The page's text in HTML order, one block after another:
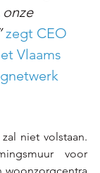
onze
zegt CEO
Vlaams
niet volstaan.
voor
woonzorgcentra